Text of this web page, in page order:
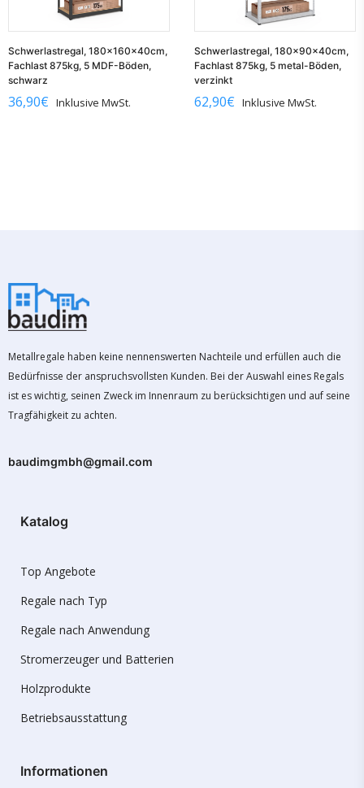
Schwerlastregal, 180x160x40cm,
Fachlast 875kg, 5 MDF-Böden,
schwarz
36,90€ Inklusive MwSt.
Schwerlastregal, 180x90x40cm,
Fachlast 875kg, 5 metal-Böden,
verzinkt
62,90€ Inklusive MwSt.
Metallregale haben keine nennenswerten Nachteile und erfüllen auch die
Bedürfnisse der anspruchsvollsten Kunden. Bei der Auswahl eines Regals
ist es wichtig, seinen Zweck im Innenraum zu berücksichtigen und auf seine
Tragfähigkeit zu achten.
baudimgmbh@gmail.com
Katalog
Top Angebote
Regale nach Typ
Regale nach Anwendung
Stromerzeuger und Batterien
Holzprodukte
Betriebsausstattung
Informationen